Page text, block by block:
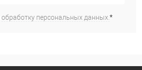
обработку персональных данных.*